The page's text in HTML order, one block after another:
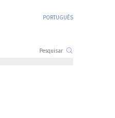
PORTUGUÊS